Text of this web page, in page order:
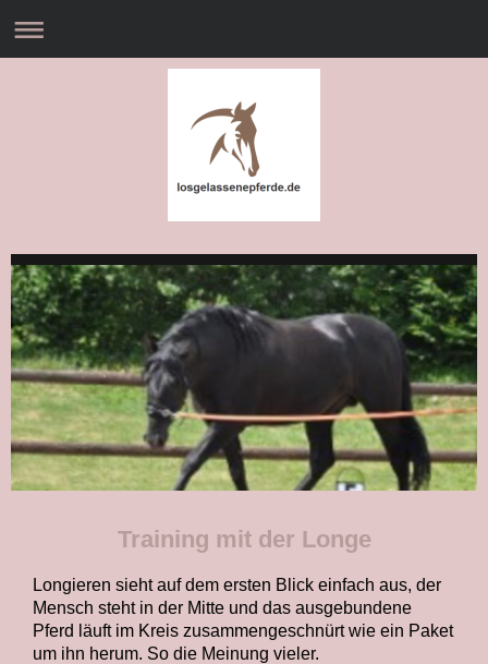
Training mit der Longe
Longieren sieht auf dem ersten Blick einfach aus, der
Mensch steht in der Mitte und das ausgebundene
Pferd läuft im Kreis zusammengeschnürt wie ein Paket
um ihn herum. So die Meinung vieler.